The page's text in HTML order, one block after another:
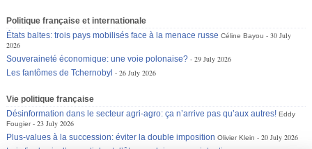
Politique française et internationale
États baltes: trois pays mobilisés face à la menace russe Céline Bayou
30 July
2026
Souveraineté économique: une voie polonaise?
29 July 2026
Les fantômes de Tchernobyl
26 July 2026
Vie politique française
Désinformation dans le secteur agri-agro: ça n’arrive pas qu’aux autres! Eddy
Fougier
23 July 2026
Plus-values à la succession: éviter la double imposition Olivier Klein
20 July 2026